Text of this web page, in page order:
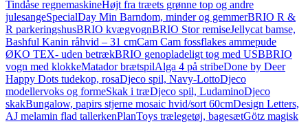
Tindåse regnemaskineHøjt fra træets grønne top og andre
julesangeSpecialDay Min Barndom, minder og gemmerBRIO R &
R parkeringshusBRIO kvægvognBRIO Stor remiseJellycat bamse,
Bashful Kanin råhvid – 31 cmCam Cam fossflakes ammepude
ØKO TEX- uden betrækBRIO genopladeligt tog med USBBRIO
vogn med klokkeMatador brætspilAlga 4 på stribeDone by Deer
Happy Dots tudekop, rosaDjeco spil, Navy-LottoDjeco
modellervoks og formeSkak i træDjeco spil, LudaminoDjeco
skakBungalow, papirs stjerne mosaic hvid/sort 60cmDesign Letters,
AJ melamin flad tallerkenPlanToys trælegetøj, bagesætGötz magisk